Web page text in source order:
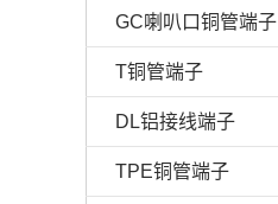
GC喇叭口铜管端子
T铜管端子
DL铝接线端子
TPE铜管端子